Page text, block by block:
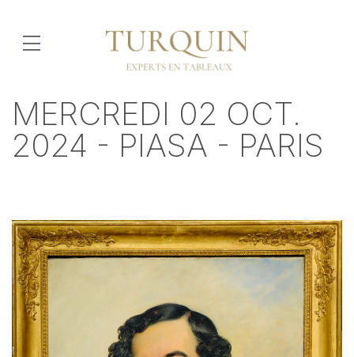
MERCREDI 02 OCT.
2024 - PIASA - PARIS